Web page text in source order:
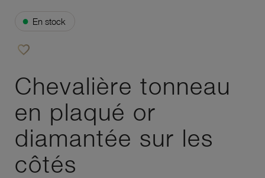
● En stock
favorite_border
Chevalière tonneau
en plaqué or
diamantée sur les
côtés